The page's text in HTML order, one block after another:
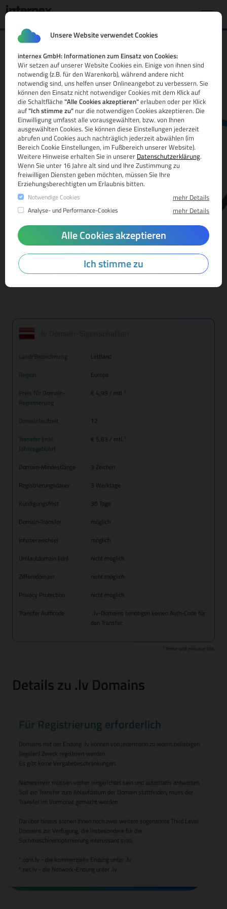
Unsere Website verwendet Cookies
internex GmbH: Informationen zum Einsatz von Cookies:
Wir setzen auf unserer Website Cookies ein. Einige von ihnen sind
notwendig (z.B. für den Warenkorb), während andere nicht
notwendig sind, uns helfen unser Onlineangebot zu verbessern. Sie
können den Einsatz nicht notwendiger Cookies mit dem Klick auf
die Schaltfläche "Alle Cookies akzeptieren"erlauben oder per Klick
auf"Ich stimme zu" nur die notwendigen Cookies akzeptieren. Die
Einwilligung umfasst alle vorausgewählten, bzw. von Ihnen
ausgewählten Cookies. Sie können diese Einstellungen jederzeit
abrufen und Cookies auch nachträglich jederzeit abwählen (im
Bereich Cookie Einstellungen, im Fußbereich unserer Website).
Weitere Hinweise erhalten Sie in unserer Datenschutzerklärung.
Wenn Sie unter 16 Jahre alt sind und Ihre Zustimmung zu
freiwilligen Diensten geben möchten, müssen Sie Ihre
Erziehungsberechtigten um Erlaubnis bitten.
Notwendige Cookies mehr Details
Analyse- und Performance-Cookies mehr Details
Alle Cookies akzeptieren
Ich stimme zu
.lv Domain
Alle Infos
www.
Mehr Infos zur Domain-Endung
Land/Bezeichnung
Lettland
Region
Europa
Preis für Domain-
Registrierung
€ 4,99 / mtl.
Domainlaufzeit
12
Transfer (inkl.
Jahresgebühr)
€ 5,83 / mtl.
Domain-Mindestlänge
3 Zeichen
Registrierungsdauer
3 Werktage
Kündigungsfrist
30 Tage
Domain-Transfer
möglich
Inhaberwechsel
möglich
Umlautdomain (idn)
nicht möglich
Zifferndomain
nicht möglich
Privacy Protection
nicht möglich
Transfer Authcode
.lv-Domains benötigen keinen Auth-Code für
den Transfer.
Preise sind exklusive USt.
Details zu .lv Domains
Für Registrierung erforderlich
Domains mit der Endung .lv können von jedermann zu jedem beliebigen
(legalen) Zweck registriert werden.
Es gibt keine Vergabebeschränkungen.
Nameserver müssen vorher eingerichtet sein und autoritativ antworten.
Soll ein Transfer zum Ablaufdatum der Domain stattfinden, muss der
Transfer im Vormonat gemacht werden.
Darüber hinaus stehen Ihnen noch zwei weitere sogenannte Third Level
Domains zur Verfügung, die insbesondere für die
Suchmaschinenoptimierung interessant sind:
*.com.lv - die kommerzielle Endung unter .lv
*.net.lv - die Network-Endung unter .lv